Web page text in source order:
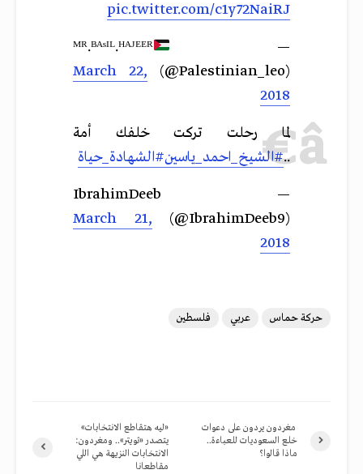
pic.twitter.com/c1y72NaiRJ
— ᴹᴿ.ᴮᴬˢᴵᴸ.ᴴᴬᴶᴱᴱᴿ
(@Palestinian_leo)
March 22,
2018
لما رحلت تركت خلفك أمة
..#الشيخ_احمد_ياسين#الشهادة_حياة
— IbrahimDeeb
(@IbrahimDeeb9)
March 21,
2018
حركة حماس عربي فلسطين
«ليه هتقاطع الانتخابات»
يتصدر «تويتر».. ومغردون:
الانتخابات النزيهة هي اللي
مقاطعانا
مغردون يردون على دعوات
خلع السعوديات للعباءة..
ماذا قالوا؟